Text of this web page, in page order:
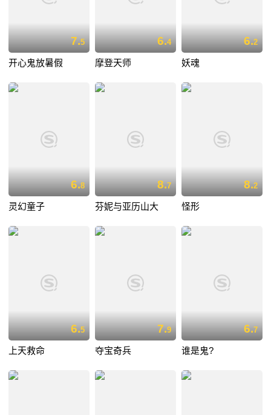
7.5
开心鬼放暑假
6.4
摩登天师
6.2
妖魂
6.8
灵幻童子
8.7
芬妮与亚历山大
8.2
怪形
6.5
上天救命
7.9
夺宝奇兵
6.7
谁是鬼?